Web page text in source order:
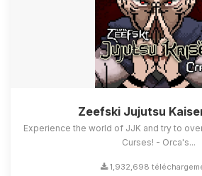
Zeefski Jujutsu
Experience the world of JJK and try to
Curses! - Orca's...
1,932,698